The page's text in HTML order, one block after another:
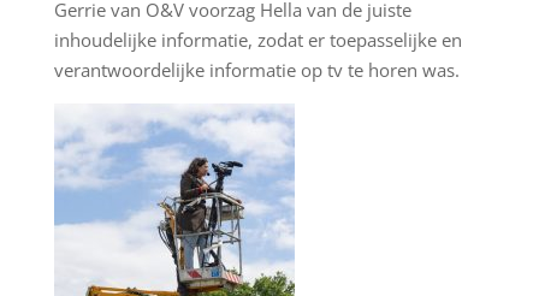
Gerrie van O&V voorzag Hella van de juiste
inhoudelijke informatie, zodat er toepasselijke en
verantwoordelijke informatie op tv te horen was.